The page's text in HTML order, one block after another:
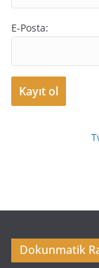
E-Posta:
Dokunmatik